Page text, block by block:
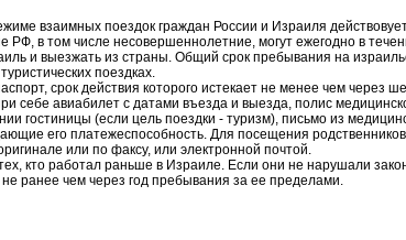
взаимных поездок граждан России и Израиля
РФ, в том числе несовершеннолетние, могут ежегодно в
и выезжать из страны. Общий срок пребывания на
поездках.
срок действия которого истекает не менее чем через
себе авиабилет с датами въезда и выезда, полис
гостиницы (если цель поездки - туризм), письмо из
его платежеспособность. Для посещения
или по факсу, или электронной почтой.
кто работал раньше в Израиле. Если они не нарушали
ранее чем через год пребывания за ее пределами.